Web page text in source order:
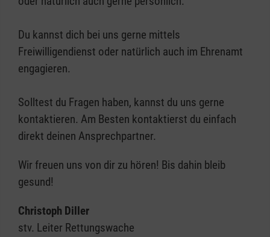
Du kannst dich bei uns gerne mittels
Freiwilligendienst oder natürlich auch im Ehrenamt
engagieren.
Solltest du Fragen haben, kannst du uns gerne
kontaktieren. Am Besten kontaktierst du einfach
direkt deinen Ansprechpartner.
Wir freuen uns von dir zu hören! Bis dahin bleib
gesund!
Christoph Diller
stv. Leiter Rettungswache